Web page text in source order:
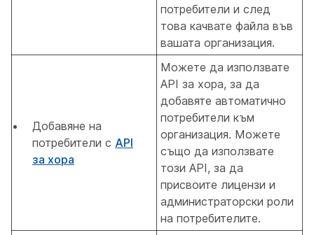
потребители и след
това качвате файла във
вашата организация.
Добавяне на
потребители с API
за хора
Можете да използвате
API за хора, за да
добавяте автоматично
потребители към
организация. Можете
също да използвате
този API, за да
присвоите лицензи и
администраторски роли
на потребителите.